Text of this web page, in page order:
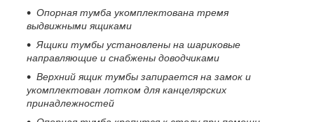
Опорная тумба укомплектована тремя
выдвижными ящиками
Ящики тумбы установлены на шариковые
направляющие и снабжены доводчиками
Верхний ящик тумбы запирается на замок и
укомплектован лотком для канцелярских
принадлежностей